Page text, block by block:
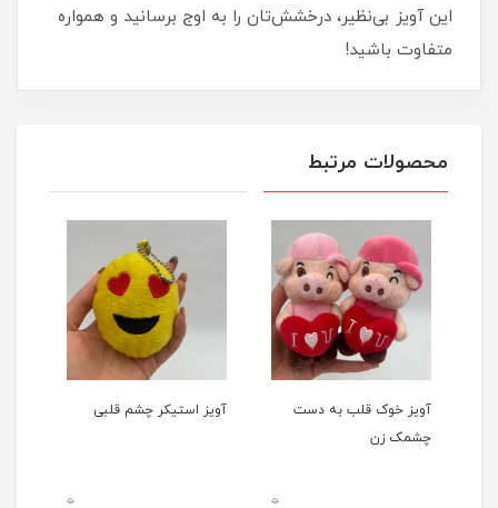
این آویز بی‌نظیر، درخشش‌تان را به اوج برسانید و همواره
متفاوت باشید!
محصولات مرتبط
آویز خوک قلب به دست
چشمک زن
0
آویز استیکر چشم قلبی
0